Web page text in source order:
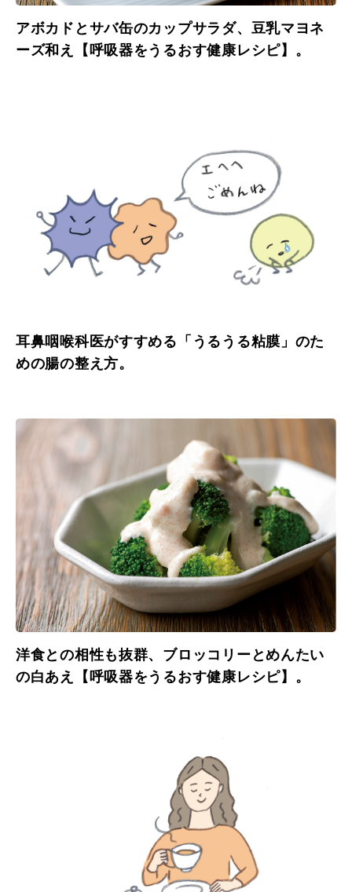
アボカドとサバ缶のカップサラダ、豆乳マヨネ
ーズ和え【呼吸器をうるおす健康レシピ】。
耳鼻咽喉科医がすすめる「うるうる粘膜」のた
めの腸の整え方。
洋食との相性も抜群、ブロッコリーとめんたい
の白あえ【呼吸器をうるおす健康レシピ】。